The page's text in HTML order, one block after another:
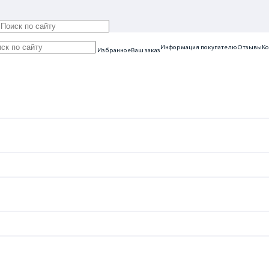
ИзбранноеВаш заказИнформация покупателюОтзывы